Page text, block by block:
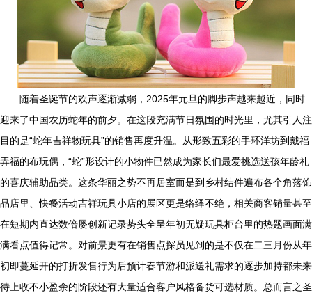
随着圣诞节的欢声逐渐减弱，2025年元旦的脚步声越来越近，同时
迎来了中国农历蛇年的前夕。在这段充满节日氛围的时光里，尤其引人注
目的是“蛇年吉祥物玩具”的销售再度升温。从形致五彩的手环洋坊到戴福
弄福的布玩偶，“蛇”形设计的小物件已然成为家长们最爱挑选送孩年龄礼
的喜庆辅助品类。这条华丽之势不再居室而是到乡村结件遍布各个角落饰
品店里、快餐活动吉祥玩具小店的展区更是络绎不绝，相关商客销量甚至
在短期内直达数倍屡创新记录势头全呈年初无疑玩具柜台里的热题画面满
满看点值得记常。对前景更有在销售点探员见到的是不仅在二三月份从年
初即蔓延开的打折发售行为后预计春节游和派送礼需求的逐步加持都未来
待上收不小盈余的阶段还有大量适合客户风格备货可选材质。总而言之圣